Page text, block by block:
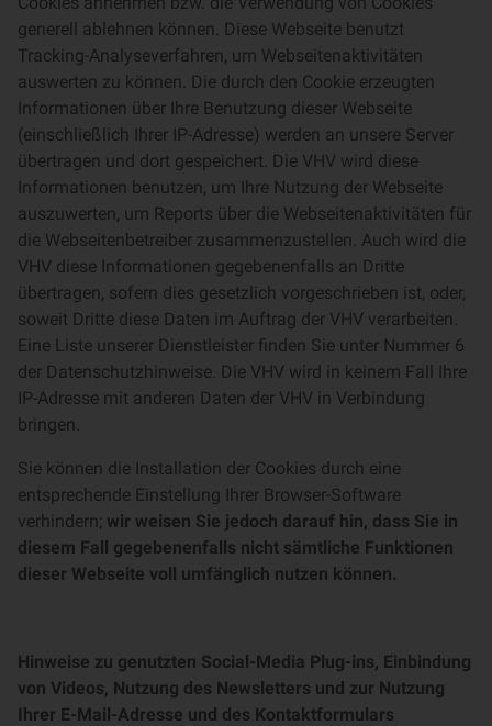
generell ablehnen können. Diese Webseite benutzt
Tracking-Analyseverfahren, um Webseitenaktivitäten
auswerten zu können. Die durch den Cookie erzeugten
Informationen über Ihre Benutzung dieser Webseite
(einschließlich Ihrer IP-Adresse) werden an unsere Server
übertragen und dort gespeichert. Die VHV wird diese
Informationen benutzen, um Ihre Nutzung der Webseite
auszuwerten, um Reports über die Webseitenaktivitäten für
die Webseitenbetreiber zusammenzustellen. Auch wird die
VHV diese Informationen gegebenenfalls an Dritte
übertragen, sofern dies gesetzlich vorgeschrieben ist, oder,
soweit Dritte diese Daten im Auftrag der VHV verarbeiten.
Eine Liste unserer Dienstleister finden Sie unter Nummer 6
der Datenschutzhinweise. Die VHV wird in keinem Fall Ihre
IP-Adresse mit anderen Daten der VHV in Verbindung
bringen.
Sie können die Installation der Cookies durch eine
entsprechende Einstellung Ihrer Browser-Software
verhindern; wir weisen Sie jedoch darauf hin, dass Sie in
diesem Fall gegebenenfalls nicht sämtliche Funktionen
dieser Webseite voll umfänglich nutzen können.
Hinweise zu genutzten Social-Media Plug-ins, Einbindung
von Videos, Nutzung des Newsletters und zur Nutzung
Ihrer E-Mail-Adresse und des Kontaktformulars